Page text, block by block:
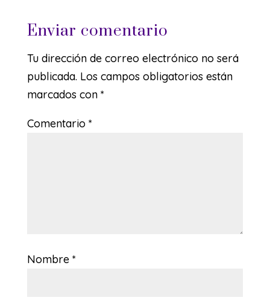
Enviar comentario
Tu dirección de correo electrónico no será
publicada. Los campos obligatorios están
marcados con *
Comentario *
Nombre *